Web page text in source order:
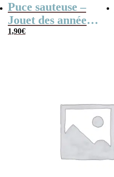
Puce sauteuse –
Jouet des années
80
1,90€